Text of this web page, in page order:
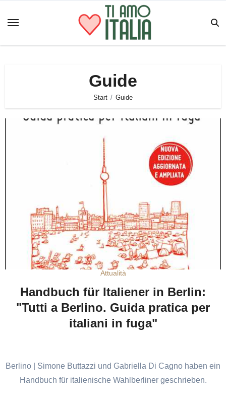
Inhalt
Guide
Start Guide
Attualità
Handbuch für Italiener in Berlin:
"Tutti a Berlino. Guida pratica per
italiani in fuga"
Berlino | Simone Buttazzi und Gabriella Di Cagno haben ein
Handbuch für italienische Wahlberliner geschrieben.